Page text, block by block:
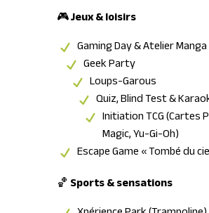
🎮Jeux & loisirs
Gaming Day& Atelier Manga
Geek Party
Loups-Garous
Quiz, Blind Test &
Initiation TCG (Cartes
Magic, Yu-Gi-Oh)
Escape Game « Tombé du
🏀 Sports & sensations